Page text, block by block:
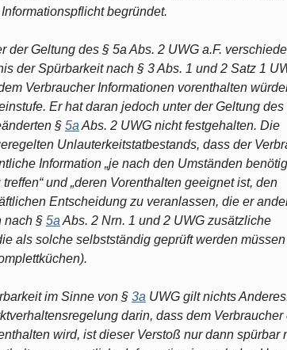
begründet.
der Geltung des § 5a Abs. 2 UWG a.F.
der Spürbarkeit nach § 3 Abs. 1 und 2 Satz 1
Verbraucher Informationen vorenthalten
Er hat daran jedoch unter der Geltung des
§ 5a Abs. 2 UWG nicht festgehalten. Die
Unlauterkeitstatbestands, dass der
Information „je nach den Umständen
und „deren Vorenthalten geeignet ist, den
Entscheidung zu veranlassen, die er
nach § 5a Abs. 2 Nrn. 1 und 2 UWG zusätzliche
als solche selbstständig geprüft werden
im Sinne von § 3a UWG gilt nichts
darin, dass dem Verbraucher
wird, ist dieser Verstoß nur dann spürbar